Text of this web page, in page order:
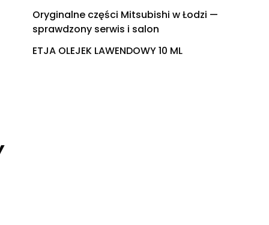
Oryginalne części Mitsubishi w Łodzi —
sprawdzony serwis i salon
ETJA OLEJEK LAWENDOWY 10 ML